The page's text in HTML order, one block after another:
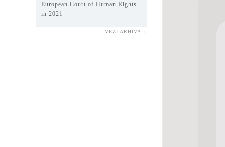
European Court of Human Rights
in 2021
VEZI ARHIVA